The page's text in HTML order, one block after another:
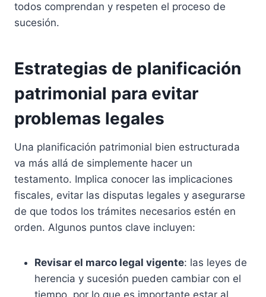
todos comprendan y respeten el proceso de
sucesión.
Estrategias de planificación
patrimonial para evitar
problemas legales
Una planificación patrimonial bien estructurada
va más allá de simplemente hacer un
testamento. Implica conocer las implicaciones
fiscales, evitar las disputas legales y asegurarse
de que todos los trámites necesarios estén en
orden. Algunos puntos clave incluyen:
Revisar el marco legal vigente: las leyes de
herencia y sucesión pueden cambiar con el